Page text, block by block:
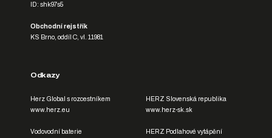
ID: shk97s5
Obchodní rejstřík
KS Brno, oddíl C, vl. 11981
Odkazy
Herz Global s rozcestníkem
www.herz.eu
Vodovodní baterie
HERZ Slovenská republika
www.herz-sk.sk
HERZ Podlahové vytápění